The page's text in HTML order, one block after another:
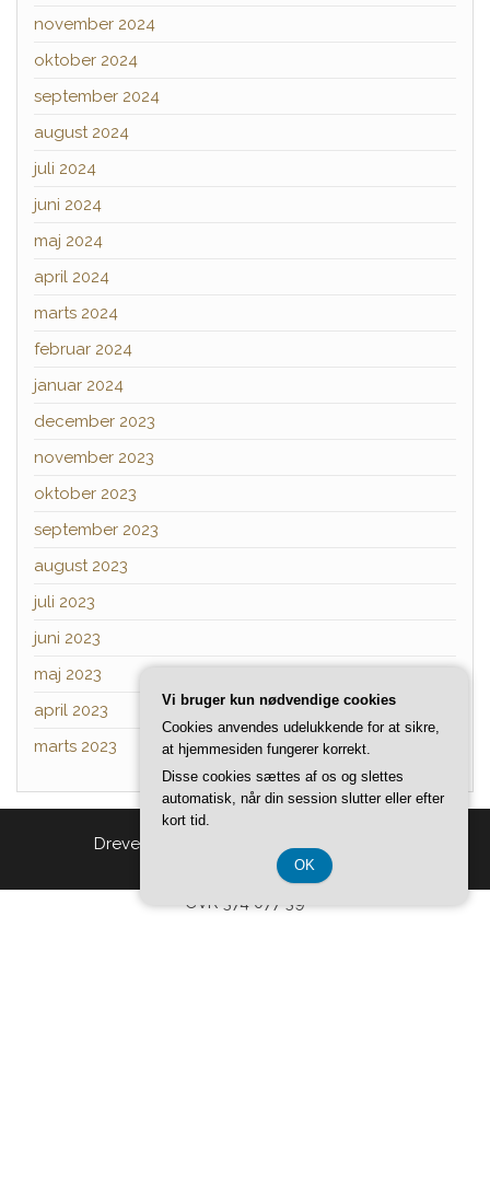
november 2024
oktober 2024
september 2024
august 2024
juli 2024
juni 2024
maj 2024
april 2024
marts 2024
februar 2024
januar 2024
december 2023
november 2023
oktober 2023
september 2023
august 2023
juli 2023
juni 2023
maj 2023
april 2023
marts 2023
Drevet af Tema:Head Blog
CVR 374 077 39
Vi bruger kun nødvendige cookies
Cookies anvendes udelukkende for at sikre,
at hjemmesiden fungerer korrekt.
Disse cookies sættes af os og slettes
automatisk, når din session slutter eller efter
kort tid.
OK